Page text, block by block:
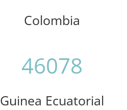
Colombia
46078
Guinea Ecuatorial